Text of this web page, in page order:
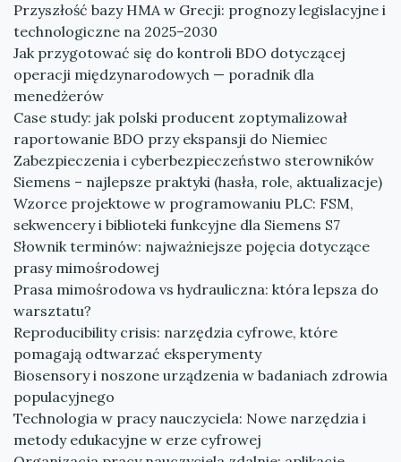
Przyszłość bazy HMA w Grecji: prognozy legislacyjne i
technologiczne na 2025–2030
Jak przygotować się do kontroli BDO dotyczącej
operacji międzynarodowych — poradnik dla
menedżerów
Case study: jak polski producent zoptymalizował
raportowanie BDO przy ekspansji do Niemiec
Zabezpieczenia i cyberbezpieczeństwo sterowników
Siemens – najlepsze praktyki (hasła, role, aktualizacje)
Wzorce projektowe w programowaniu PLC: FSM,
sekwencery i biblioteki funkcyjne dla Siemens S7
Słownik terminów: najważniejsze pojęcia dotyczące
prasy mimośrodowej
Prasa mimośrodowa vs hydrauliczna: która lepsza do
warsztatu?
Reproducibility crisis: narzędzia cyfrowe, które
pomagają odtwarzać eksperymenty
Biosensory i noszone urządzenia w badaniach zdrowia
populacyjnego
Technologia w pracy nauczyciela: Nowe narzędzia i
metody edukacyjne w erze cyfrowej